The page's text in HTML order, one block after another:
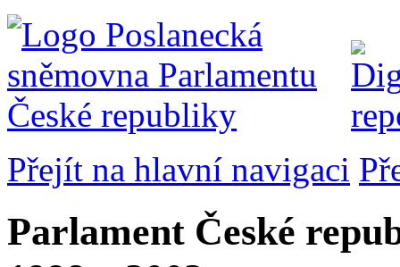
Přejít na hlavní navigaci
Parlament České